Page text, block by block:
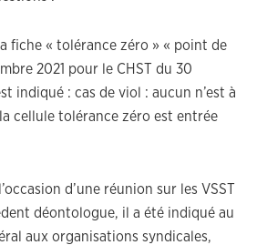
fiche « tolérance zéro » « point de
2021 pour le CHST du 30
indiqué : cas de viol : aucun n’est à
cellule tolérance zéro est entrée
d’une réunion sur les VSST
déontologue, il a été indiqué au
aux organisations syndicales,